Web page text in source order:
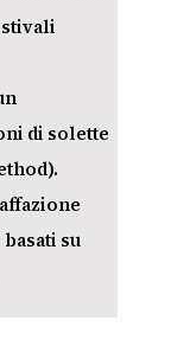
di solette
su